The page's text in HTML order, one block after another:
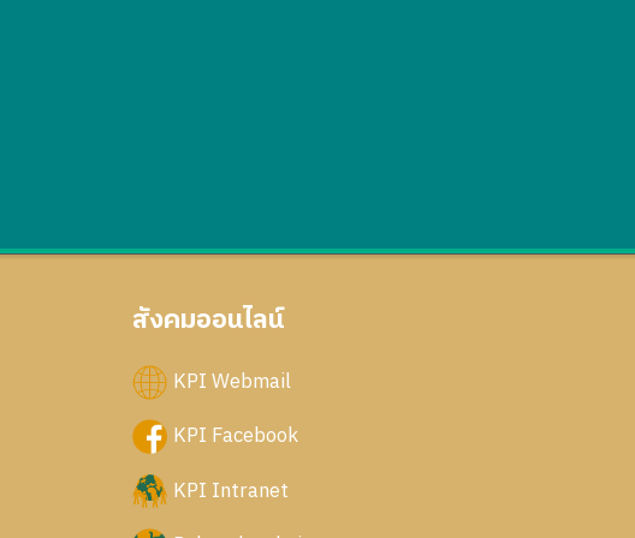
สังคมออนไลน์
KPI Webmail
KPI Facebook
KPI Intranet